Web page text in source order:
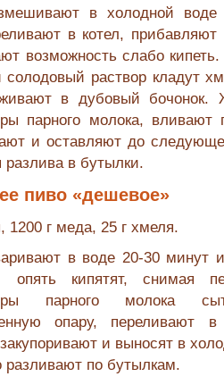
в холодной
в котел,
возможность слабо
солодовый раствор кладут
в дубовый бочонок.
парного молока,
и оставляют до
разлива в бутылки.
пиво «дешевое»
1200 г меда, 25 г хмеля.
в воде 20-30 минут
опять кипятят, снимая
парного молока
опару, переливают
и выносят в
разливают по бутылкам.